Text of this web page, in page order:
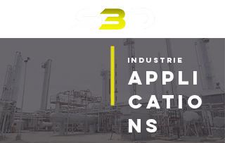
INDUSTRIE
appli
catio
ns